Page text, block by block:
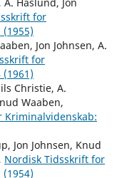
for
Jon Johnsen, A.
for
Christie, A.
Waaben,
Kriminalvidenskab:
Jon Johnsen, Knud
, Nordisk Tidsskrift for